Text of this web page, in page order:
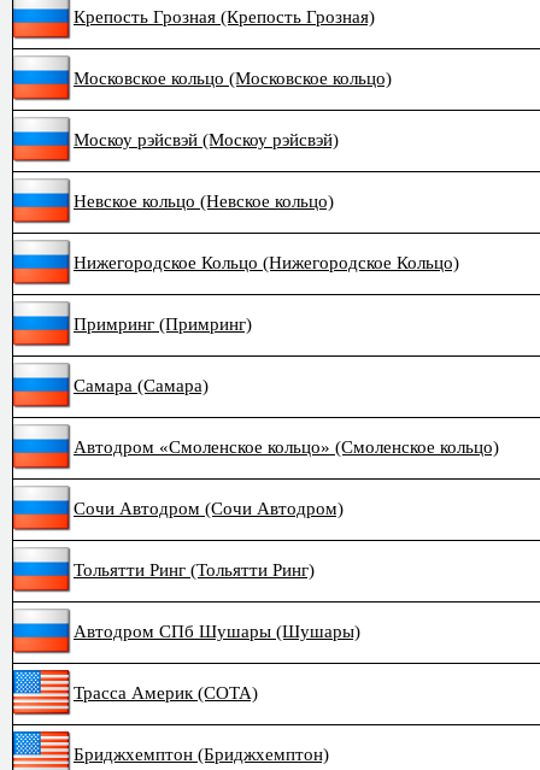
Крепость Грозная (Крепость Грозная)
Московское кольцо (Московское кольцо)
Москоу рэйсвэй (Москоу рэйсвэй)
Невское кольцо (Невское кольцо)
Нижегородское Кольцо (Нижегородское Кольцо)
Примринг (Примринг)
Самара (Самара)
Автодром «Смоленское кольцо» (Смоленское кольцо)
Сочи Автодром (Сочи Автодром)
Тольятти Ринг (Тольятти Ринг)
Автодром СПб Шушары (Шушары)
Трасса Америк (COTA)
Бриджхемптон (Бриджхемптон)